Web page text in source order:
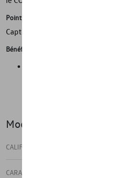
Points forts
Capteurs de pression TPMS inclus !
Bénéfices
Sécurité sur la route dans des
considérablement les temps
Modèle(s)
CALIFORNIA
CARAVELLE